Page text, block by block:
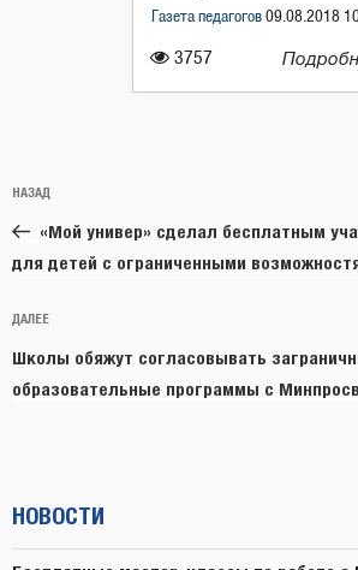
3757
Газета педагогов 09.08.2018
по
записям
Предыдущая
запись:
НАЗАД
«Мой универ» сделал бесплатным
для детей с ограниченными
Следующая
запись
ДАЛЕЕ
Школы обяжут согласовывать
образовательные программы с
НОВОСТИ